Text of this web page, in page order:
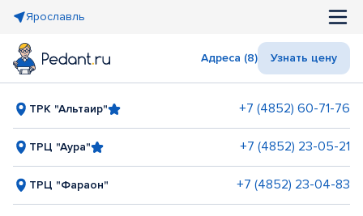
Ярославль
Адреса (8) Узнать цену
ТРК "Альтаир" +7 (4852) 60-71-76
ТРЦ "Аура" +7 (4852) 23-05-21
ТРЦ "Фараон" +7 (4852) 23-04-83